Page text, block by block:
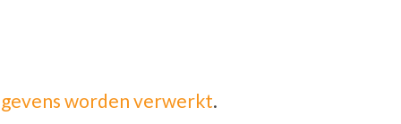
worden verwerkt.